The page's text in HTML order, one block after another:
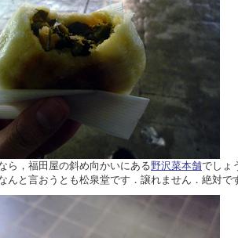
ら，福田屋の斜め向かいにある野沢菜本舗でしょ
んと言おうとも松泉堂です．譲れません．絶対で